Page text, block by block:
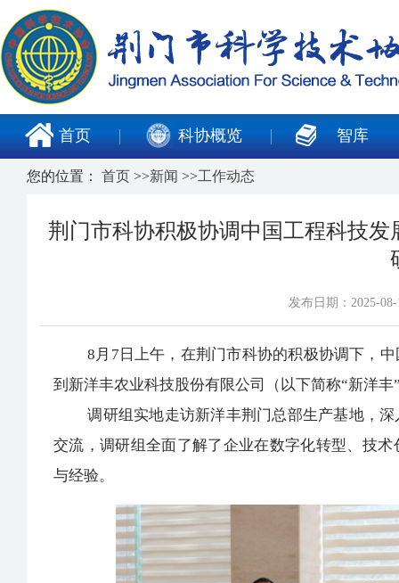
首页 科协概览 智库
您的位置： 首页 >>新闻 >>工作动态
荆门市科协积极协调中国工程科技
发布日期：2025-
8月7日上午，在荆门市科协的积极协调下，中
到新洋丰农业科技股份有限公司（以下简称“新洋丰
调研组实地走访新洋丰荆门总部生产基地，深
交流，调研组全面了解了企业在数字化转型、技
与经验。